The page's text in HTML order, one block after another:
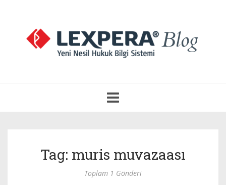
Aç
Tag: muris muvazaası
Toplam 1 Gönderi